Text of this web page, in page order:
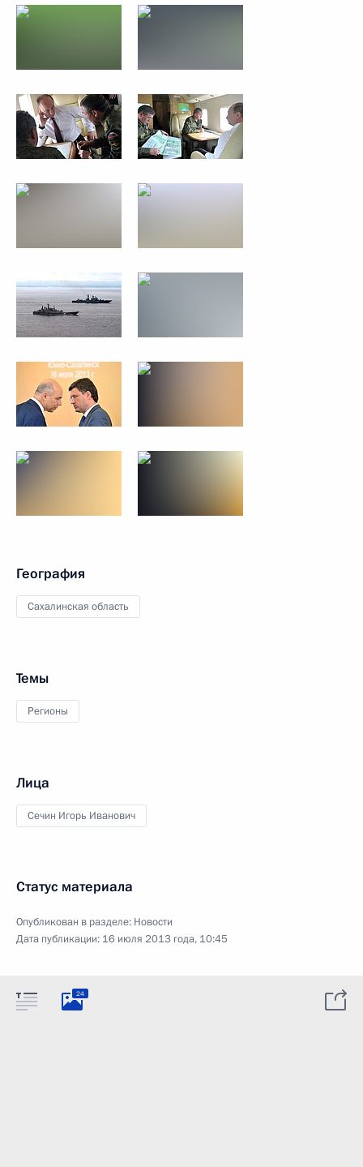
География
Сахалинская область
Темы
Регионы
Лица
Сечин Игорь Иванович
Статус материала
Опубликован в разделе: Новости
Дата публикации: 16 июля 2013 года, 10:45
24